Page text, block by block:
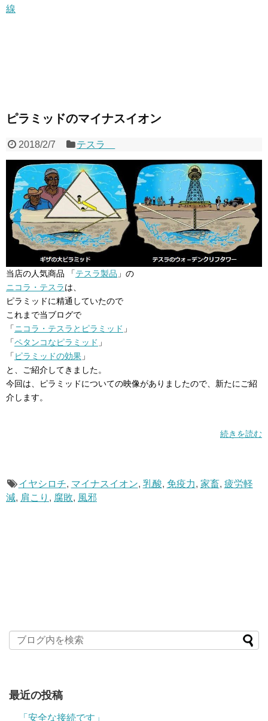
線
ピラミッドのマイナスイオン
2018/2/7 テスラ
当店の人気商品 「テスラ製品 」の
ニコラ・テスラは、
ピラミッドに精通していたので
これまで当ブログで
「ニコラ・テスラとピラミッド 」
「ペタンコなピラミッド 」
「 ピラミッドの効果 」
と、ご紹介してきました。
今回は、ピラミッドについての映像がありましたので、新たにご紹
介します。
続きを読む
イヤシロチ, マイナスイオン, 乳酸, 免疫力, 家畜, 疲労軽
減, 肩こり , 腐敗, 風邪
最近の投稿
「安全な接続です」